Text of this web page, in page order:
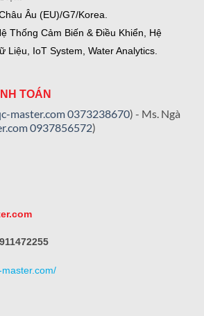
Âu (EU)/G7/Korea.
Thống Cảm Biến & Điều Khiển, Hệ
Liệu, IoT System, Water Analytics.
TOÁN
master.com0373238670) - Ms. Ngà
0937856572)